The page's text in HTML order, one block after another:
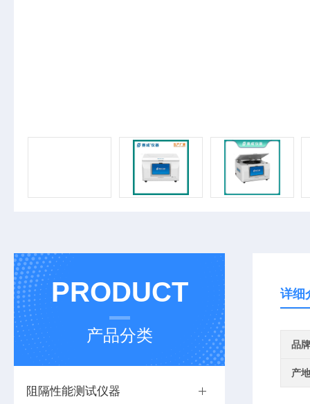
PRODUCT
产品分类
阻隔性能测试仪器
详细
品牌
产